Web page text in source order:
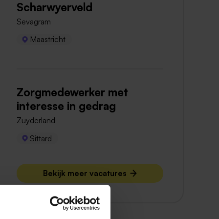
Scharwyerveld
Sevagram
Maastricht
Zorgmedewerker met
interesse in gedrag
Zuyderland
Sittard
Bekijk meer vacatures